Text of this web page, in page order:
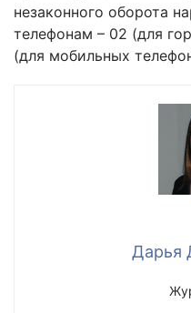
незаконного оборота
телефонам – 02 (для
(для мобильных
Дарья